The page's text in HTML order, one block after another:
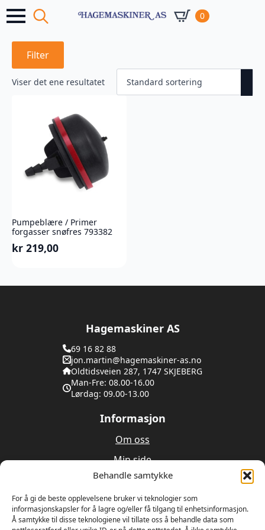
Behandle samtykke
For å gi de beste opplevelsene bruker vi teknologier som
informasjonskapsler for å lagre og/eller få tilgang til enhetsinformasjon.
Å samtykke til disse teknologiene vil tillate oss å behandle data som
for:
0
Filter
Viser det ene resultatet
Pumpeblære / Primer
forgasser snøfres 793382
kr 219,00
Hagemaskiner AS
69 16 82 88
jon.martin@hagemaskiner-as.no
Oldtidsveien 287, 1747 SKJEBERG
Man-Fre: 08.00-16.00
Lørdag: 09.00-13.00
Informasjon
Om oss
Min side
Utleie
Verksted